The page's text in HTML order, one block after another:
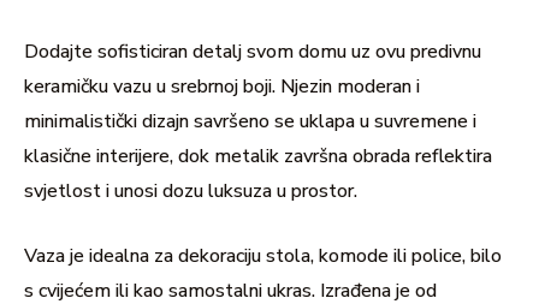
Dodajte sofisticiran detalj svom domu uz ovu predivnu
keramičku vazu u srebrnoj boji. Njezin moderan i
minimalistički dizajn savršeno se uklapa u suvremene i
klasične interijere, dok metalik završna obrada reflektira
svjetlost i unosi dozu luksuza u prostor.
Vaza je idealna za dekoraciju stola, komode ili police, bilo
s cvijećem ili kao samostalni ukras. Izrađena je od